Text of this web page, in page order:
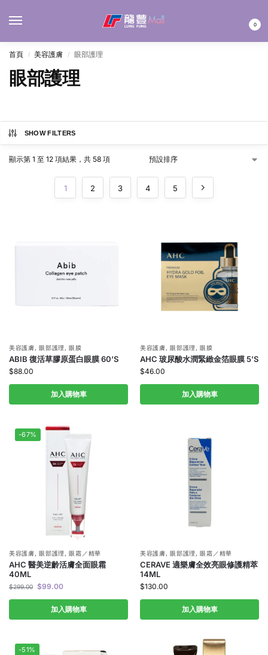
0
首頁 / 美容護膚 / 眼部護理
眼部護理
SHOW FILTERS
顯示第 1 至 12 項結果，共 58 項
1 2 3 4 5
美容護膚,眼部護理 ,眼膜
ABIB 復活草膠原蛋白眼膜 60’S
$88.00
加入購物車
美容護膚,眼部護理 ,眼膜
AHC 玻尿酸水潤緊緻金箔眼膜 5’S
$46.00
加入購物車
-67%
美容護膚,眼部護理 ,眼霜／精華
AHC 醫美逆齡活膚全面眼霜
40ML
$299.00 $99.00
加入購物車
美容護膚,眼部護理 ,眼霜／精華
CERAVE 適樂膚全效亮眼修護精萃
14ML
$130.00
加入購物車
-51%